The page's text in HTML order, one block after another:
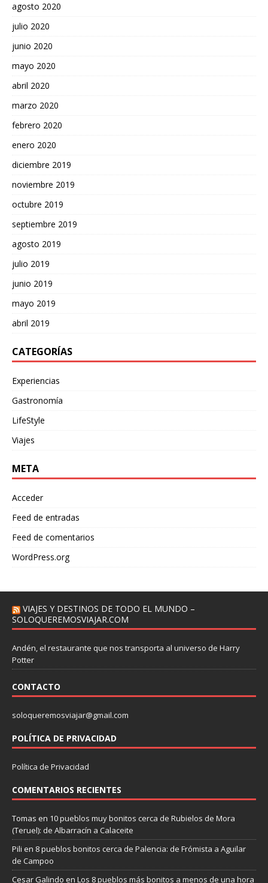
agosto 2020
julio 2020
junio 2020
mayo 2020
abril 2020
marzo 2020
febrero 2020
enero 2020
diciembre 2019
noviembre 2019
octubre 2019
septiembre 2019
agosto 2019
julio 2019
junio 2019
mayo 2019
abril 2019
CATEGORÍAS
Experiencias
Gastronomía
LifeStyle
Viajes
META
Acceder
Feed de entradas
Feed de comentarios
WordPress.org
VIAJES Y DESTINOS DE TODO EL MUNDO –
SOLOQUEREMOSVIAJAR.COM
Andén, el restaurante que nos transporta al universo de Harry
Potter
CONTACTO
soloqueremosviajar@gmail.com
POLÍTICA DE PRIVACIDAD
Política de Privacidad
COMENTARIOS RECIENTES
Tomas en 10 pueblos muy bonitos cerca de Rubielos de Mora
(Teruel): de Albarracín a Calaceite
Pili en 8 pueblos bonitos cerca de Palencia: de Frómista a Aguilar
de Campoo
Cesar Galindo en Los 8 pueblos más bonitos a menos de una hora